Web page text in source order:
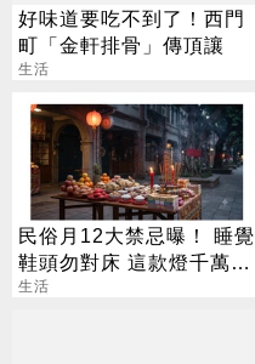
好味道要吃不到了！西門
町「金軒排骨」傳頂讓
生活
民俗月12大禁忌曝！ 睡覺
鞋頭勿對床 這款燈千萬別
掛
生活